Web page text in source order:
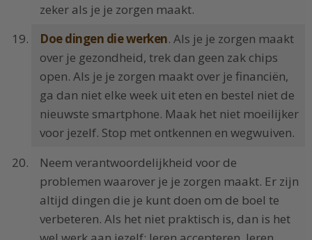
zeker als je je zorgen maakt.
Doe dingen die werken. Als je je zorgen maakt
over je gezondheid, trek dan geen zak chips
open. Als je je zorgen maakt over je financiën,
ga dan niet elke week uit eten en bestel niet de
nieuwste smartphone. Maak het niet moeilijker
voor jezelf. Stop met ontkennen en wegwuiven.
Neem verantwoordelijkheid voor de
problemen waarover je je zorgen maakt. Er zijn
altijd dingen die je kunt doen om de boel te
verbeteren. Als het niet praktisch is, dan is het